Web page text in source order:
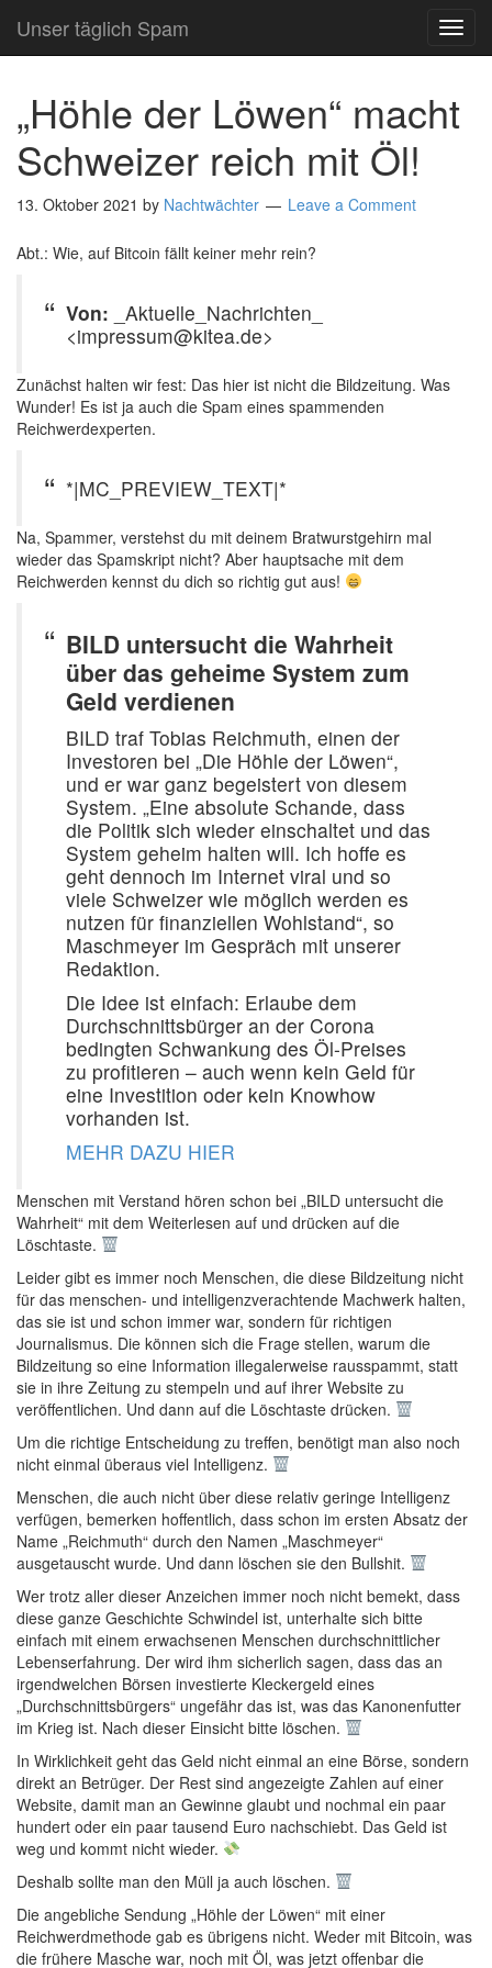
Unser täglich Spam
„Höhle der Löwen“ macht
Schweizer reich mit Öl!
13. Oktober 2021 by Nachtwächter Leave a Comment
Abt.: Wie, auf Bitcoin fällt keiner mehr rein?
Von: _Aktuelle_Nachrichten_
<impressum@kitea.de>
Zunächst halten wir fest: Das hier ist nicht die Bildzeitung. Was
Wunder! Es ist ja auch die Spam eines spammenden
Reichwerdexperten.
*|MC_PREVIEW_TEXT|*
Na, Spammer, verstehst du mit deinem Bratwurstgehirn mal
wieder das Spamskript nicht? Aber hauptsache mit dem
Reichwerden kennst du dich so richtig gut aus!
BILD untersucht die Wahrheit
über das geheime System zum
Geld verdienen
BILD traf Tobias Reichmuth, einen der
Investoren bei „Die Höhle der Löwen“,
und er war ganz begeistert von diesem
System. „Eine absolute Schande, dass
die Politik sich wieder einschaltet und das
System geheim halten will. Ich hoffe es
geht dennoch im Internet viral und so
viele Schweizer wie möglich werden es
nutzen für finanziellen Wohlstand“, so
Maschmeyer im Gespräch mit unserer
Redaktion.
Die Idee ist einfach: Erlaube dem
Durchschnittsbürger an der Corona
bedingten Schwankung des Öl-Preises
zu profitieren – auch wenn kein Geld für
eine Investition oder kein Knowhow
vorhanden ist.
MEHR DAZU HIER
Menschen mit Verstand hören schon bei „BILD untersucht die
Wahrheit“ mit dem Weiterlesen auf und drücken auf die
Löschtaste.
Leider gibt es immer noch Menschen, die diese Bildzeitung nicht
für das menschen- und intelligenzverachtende Machwerk halten,
das sie ist und schon immer war, sondern für richtigen
Journalismus. Die können sich die Frage stellen, warum die
Bildzeitung so eine Information illegalerweise rausspammt, statt
sie in ihre Zeitung zu stempeln und auf ihrer Website zu
veröffentlichen. Und dann auf die Löschtaste drücken.
Um die richtige Entscheidung zu treffen, benötigt man also noch
nicht einmal überaus viel Intelligenz.
Menschen, die auch nicht über diese relativ geringe Intelligenz
verfügen, bemerken hoffentlich, dass schon im ersten Absatz der
Name „Reichmuth“ durch den Namen „Maschmeyer“
ausgetauscht wurde. Und dann löschen sie den Bullshit.
Wer trotz aller dieser Anzeichen immer noch nicht bemekt, dass
diese ganze Geschichte Schwindel ist, unterhalte sich bitte
einfach mit einem erwachsenen Menschen durchschnittlicher
Lebenserfahrung. Der wird ihm sicherlich sagen, dass das an
irgendwelchen Börsen investierte Kleckergeld eines
„Durchschnittsbürgers“ ungefähr das ist, was das Kanonenfutter
im Krieg ist. Nach dieser Einsicht bitte löschen.
In Wirklichkeit geht das Geld nicht einmal an eine Börse, sondern
direkt an Betrüger. Der Rest sind angezeigte Zahlen auf einer
Website, damit man an Gewinne glaubt und nochmal ein paar
hundert oder ein paar tausend Euro nachschiebt. Das Geld ist
weg und kommt nicht wieder.
Deshalb sollte man den Müll ja auch löschen.
Die angebliche Sendung „Höhle der Löwen“ mit einer
Reichwerdmethode gab es übrigens nicht. Weder mit Bitcoin, was
die frühere Masche war, noch mit Öl, was jetzt offenbar die